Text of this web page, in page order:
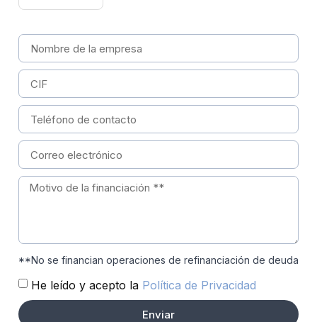
**No se financian operaciones de refinanciación de deuda
He leído y acepto la Política de Privacidad
Enviar